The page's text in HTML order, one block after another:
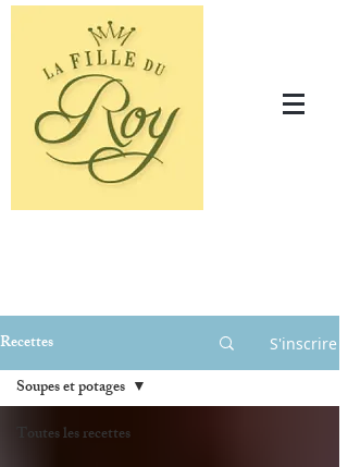
Recettes S'inscrire
Toutes les recettes
Soupes et potages